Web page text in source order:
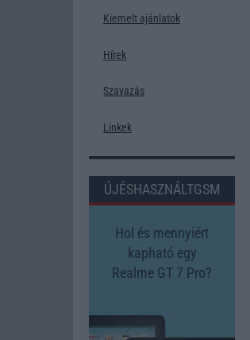
Kiemelt ajánlatok
Hírek
Szavazás
Linkek
ÚJÉSHASZNÁLTGSM
Hol és mennyiért
kapható egy
Realme GT 7 Pro?